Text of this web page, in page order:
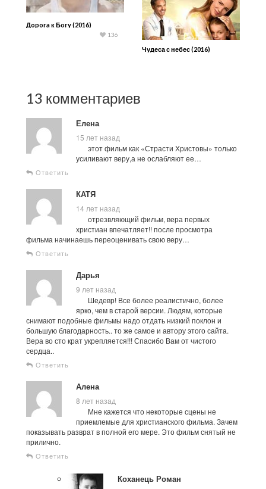
Дopoгa к Бoгy (2016)
136
Чудеса с небес (2016)
13 комментариев
Елена
15 лет назад
этот фильм как «Страсти Христовы» только
усиливают веру,а не ослабляют ее…
Ответить
КАТЯ
14 лет назад
отрезвляющий фильм, вера первых
христиан впечатляет!! после просмотра
фильма начинаешь переоценивать свою веру…
Ответить
Дарья
9 лет назад
Шедевр! Все более реалистично, более
ярко, чем в старой версии. Людям, которые
снимают подобные фильмы надо отдать низкий поклон и
большую благодарность.. то же самое и автору этого сайта.
Вера во сто крат укрепляется!!! Спасибо Вам от чистого
сердца..
Ответить
Алена
8 лет назад
Мне кажется что некоторые сцены не
приемлемые для христианского фильма. Зачем
показывать разврат в полной его мере. Это фильм снятый не
прилично.
Ответить
Коханець Роман